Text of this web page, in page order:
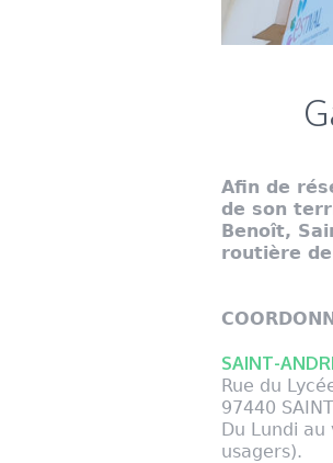
Afin de
de son
Benoît,
routière
SAINT-
Rue du
97440
Du Lundi
usagers).